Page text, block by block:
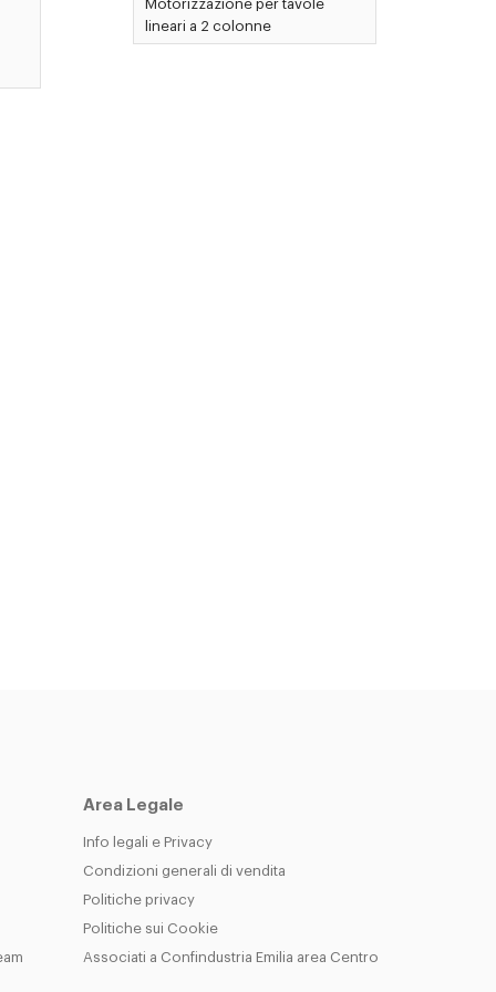
Motorizzazione per tavole
lineari a 2 colonne
Area Legale
Info legali e Privacy
Condizioni generali di vendita
Politiche privacy
Politiche sui Cookie
Associati a Confindustria Emilia area Centro